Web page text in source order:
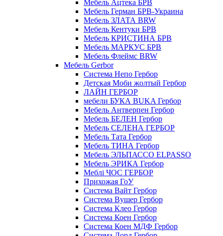
Мебель Ацтека БРВ
Мебель Герман БРВ-Украина
Мебель ЗЛАТА BRW
Мебель Кентуки БРВ
Мебель КРИСТИНА БРВ
Мебель МАРКУС БРВ
Мебель Флеймс BRW
Мебель Gerbor
Cистема Непо Гербор
Детская Моби жолтый Гербор
ЛАЙН ГЕРБОР
мебели БУКА BUKA Гербор
Мебель Антверпен Гербор
Мебель БЕЛЕН Гербор
Мебель СЕЛЕНА ГЕРБОР
Мебель Тата Гербор
Мебель ТИНА Гербор
Мебель ЭЛЬПАССО ELPASSO
Мебель ЭРИКА Гербор
Меблі ЧОС ГЕРБОР
Прихожая ГоУ
Система Вайт Гербор
Система Вушер Гербор
Система Клео Гербор
Система Коен Гербор
Система Коен МДФ Гербор